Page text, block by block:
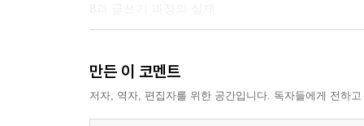
제2부 학문 목적 글쓰기
만든 이 코멘트
저자, 역자, 편집자를 위한 공간입니다. 독자들에게 전하